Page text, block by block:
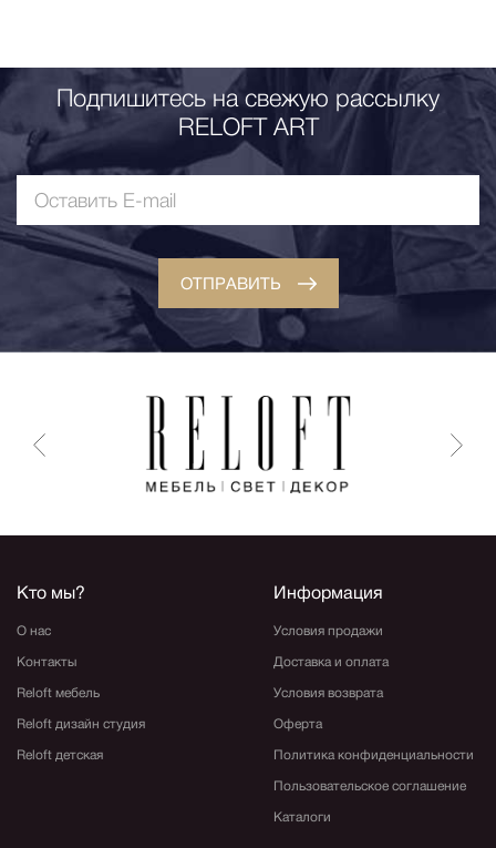
Подпишитесь на свежую рассылку
RELOFT ART
ОТПРАВИТЬ
Кто мы?
О нас
Контакты
Reloft мебель
Reloft дизайн студия
Reloft детская
Информация
Условия продажи
Доставка и оплата
Условия возврата
Оферта
Политика конфиденциальности
Пользовательское соглашение
Каталоги